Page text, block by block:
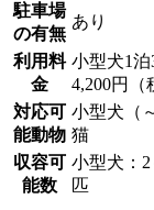
駐車場
の有無
あり
利用料
金
小型犬1
4,200円（
対応可
能動物
小型犬（
猫
収容可
能数
小型犬：2
匹